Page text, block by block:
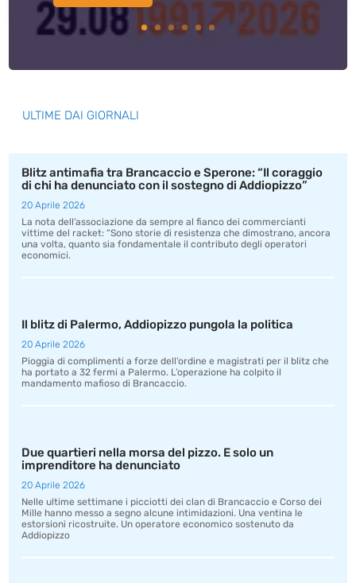
ULTIME DAI GIORNALI
Blitz antimafia tra Brancaccio e Sperone: “Il coraggio
di chi ha denunciato con il sostegno di Addiopizzo”
20 Aprile 2026
La nota dell’associazione da sempre al fianco dei commercianti
vittime del racket: “Sono storie di resistenza che dimostrano, ancora
una volta, quanto sia fondamentale il contributo degli operatori
economici.
Il blitz di Palermo, Addiopizzo pungola la politica
20 Aprile 2026
Pioggia di complimenti a forze dell’ordine e magistrati per il blitz che
ha portato a 32 fermi a Palermo. L’operazione ha colpito il
mandamento mafioso di Brancaccio.
Due quartieri nella morsa del pizzo. E solo un
imprenditore ha denunciato
20 Aprile 2026
Nelle ultime settimane i picciotti dei clan di Brancaccio e Corso dei
Mille hanno messo a segno alcune intimidazioni. Una ventina le
estorsioni ricostruite. Un operatore economico sostenuto da
Addiopizzo